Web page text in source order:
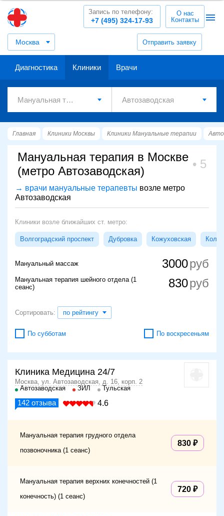
Москва Отправить заявку
+7 (495) 324-17-93
Запись по телефону:
О нас
Контакты
Диагностика Клиники Врачи
Главная Клиники Москвы Клиники Мануальные терапии
Мануальная терапия в Москве
(метро Автозаводская)
5
→ врачи мануальные терапевты возле метро
Автозаводская
Клиники возле ближайших ст. метро:
Волгоградский проспект Дубровка Кожуховская
Мануальный массаж 3000
Мануальная терапия шейного отдела (1
сеанс)
830
Сортировать: по рейтингу
По субботам По воскресеньям
Клиника Медицина 24/7
Москва, ул. Автозаводская, д. 16, корп. 2
Автозаводская
ЗИЛ Тульская
142 отзыва 4.6
Мануальная терапия грудного отдела
позвоночника (1 сеанс)
830
Мануальная терапия верхних конечностей (1
конечность) (1 сеанс)
720